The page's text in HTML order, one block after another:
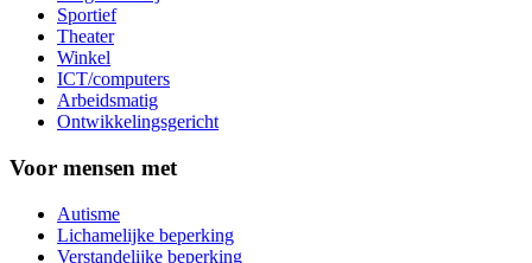
Sportief
Theater
Winkel
ICT/computers
Arbeidsmatig
Ontwikkelingsgericht
Voor mensen met
Autisme
Lichamelijke beperking
Verstandelijke beperking